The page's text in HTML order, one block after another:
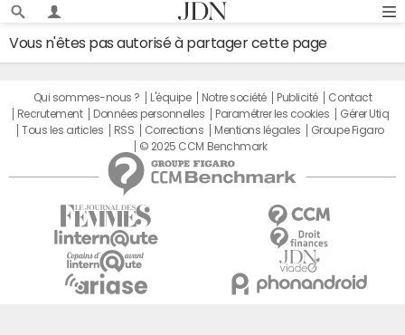
Vous n'êtes pas autorisé à partager cette page
Qui sommes-nous ? L'équipe Notre société Publicité
Contact
Recrutement
Données personnelles Paramétrer les cookies
Gérer Utiq
Tous les articles
RSS Corrections Mentions légales
Groupe Figaro
© 2025 CCM Benchmark